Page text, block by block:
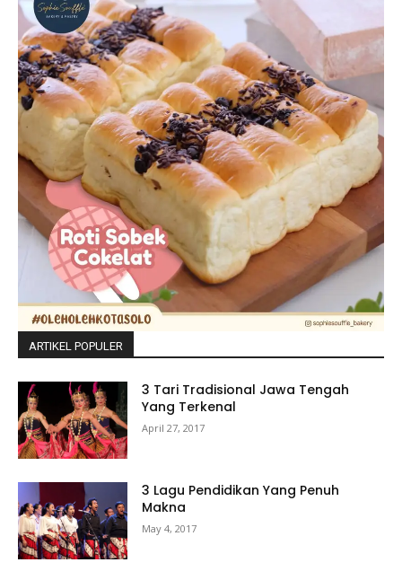
ARTIKEL POPULER
3 Tari Tradisional Jawa Tengah
Yang Terkenal
April 27, 2017
3 Lagu Pendidikan Yang Penuh
Makna
May 4, 2017